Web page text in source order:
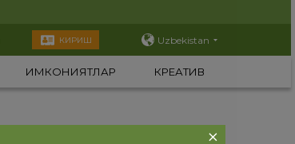
КИРИШ Uzbekistan
ИМКОНИЯТЛАР КРЕАТИВ